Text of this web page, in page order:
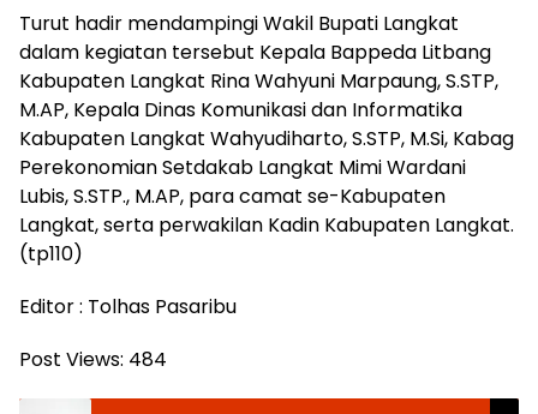
Turut hadir mendampingi Wakil Bupati Langkat
dalam kegiatan tersebut Kepala Bappeda Litbang
Kabupaten Langkat Rina Wahyuni Marpaung, S.STP,
M.AP, Kepala Dinas Komunikasi dan Informatika
Kabupaten Langkat Wahyudiharto, S.STP, M.Si, Kabag
Perekonomian Setdakab Langkat Mimi Wardani
Lubis, S.STP., M.AP, para camat se-Kabupaten
Langkat, serta perwakilan Kadin Kabupaten Langkat.
(tp110)
Editor : Tolhas Pasaribu
Post Views: 484